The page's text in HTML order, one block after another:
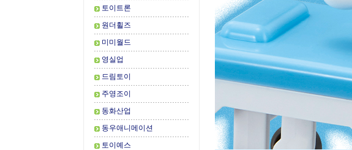
토이트론
원더휠즈
미미월드
영실업
드림토이
주영조이
동화산업
동우애니메이션
토이예스